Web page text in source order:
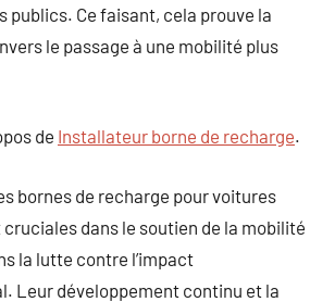
publics. Ce faisant, cela prouve la
le passage à une mobilité plus
de Installateur borne de recharge.
bornes de recharge pour voitures
dans le soutien de la mobilité
la lutte contre l’impact
Leur développement continu et la